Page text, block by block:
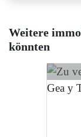
Weitere
könnten